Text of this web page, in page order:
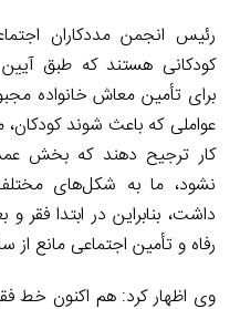
رئیس انجمن مددکاران
کودکانی هستند که طبق آیین
برای تأمین معاش خانواده
عواملی که باعث ‌شوند کودکان،
کار ترجیح دهند که بخش
نشود، ما به شکل‌های
داشت، بنابراین در ابتدا
رفاه و تأمین اجتماعی مانع
وی اظهار کرد: هم اکنون خط